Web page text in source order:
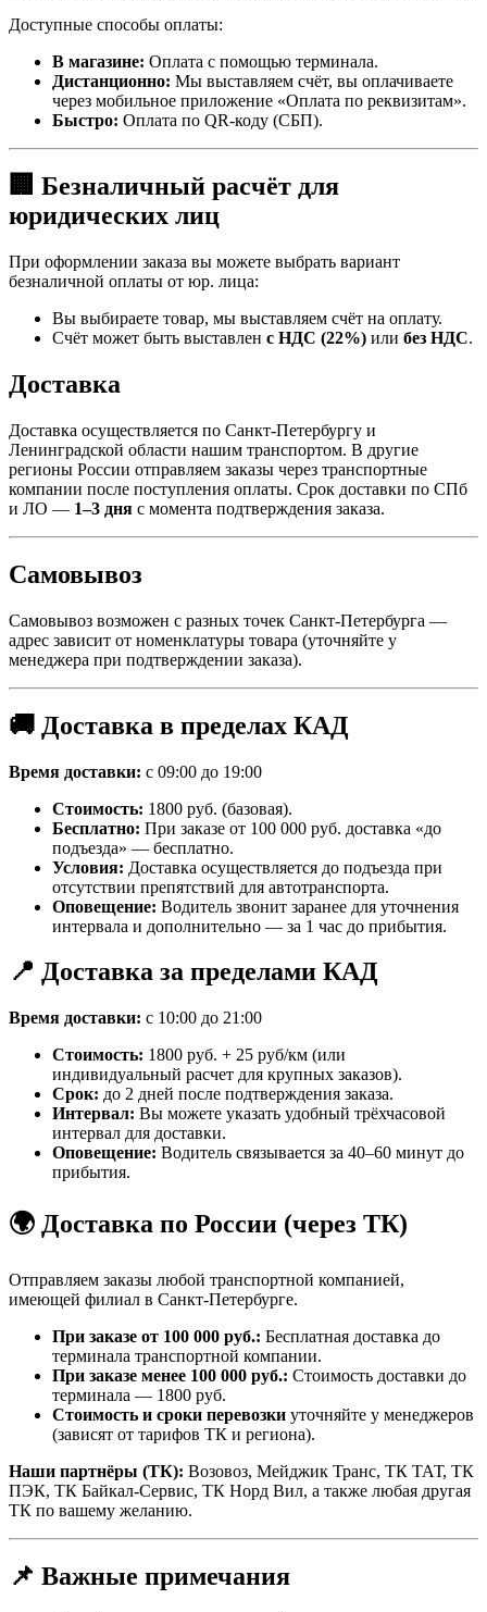
Доступные способы оплаты:
В магазине: Оплата с помощью терминала.
Дистанционно: Мы выставляем счёт, вы оплачиваете
через мобильное приложение «Оплата по реквизитам».
Быстро: Оплата по QR-коду (СБП).
🏢 Безналичный расчёт для
юридических лиц
При оформлении заказа вы можете выбрать вариант
безналичной оплаты от юр. лица:
Вы выбираете товар, мы выставляем счёт на оплату.
Счёт может быть выставлен с НДС (22%) или без НДС.
Доставка
Доставка осуществляется по Санкт-Петербургу и
Ленинградской области нашим транспортом. В другие
регионы России отправляем заказы через транспортные
компании после поступления оплаты. Срок доставки по СПб
и ЛО — 1–3 дня с момента подтверждения заказа.
Самовывоз
Самовывоз возможен с разных точек Санкт-Петербурга —
адрес зависит от номенклатуры товара (уточняйте у
менеджера при подтверждении заказа).
🚚 Доставка в пределах КАД
Время доставки: с 09:00 до 19:00
Стоимость: 1800 руб. (базовая).
Бесплатно: При заказе от 100 000 руб. доставка «до
подъезда» — бесплатно.
Условия: Доставка осуществляется до подъезда при
отсутствии препятствий для автотранспорта.
Оповещение: Водитель звонит заранее для уточнения
интервала и дополнительно — за 1 час до прибытия.
📍 Доставка за пределами КАД
Время доставки: с 10:00 до 21:00
Стоимость: 1800 руб. + 25 руб/км (или
индивидуальный расчет для крупных заказов).
Срок: до 2 дней после подтверждения заказа.
Интервал: Вы можете указать удобный трёхчасовой
интервал для доставки.
Оповещение: Водитель связывается за 40–60 минут до
прибытия.
🌍 Доставка по России (через ТК)
Отправляем заказы любой транспортной компанией,
имеющей филиал в Санкт-Петербурге.
При заказе от 100 000 руб.: Бесплатная доставка до
терминала транспортной компании.
При заказе менее 100 000 руб.: Стоимость доставки до
терминала — 1800 руб.
Стоимость и сроки перевозки уточняйте у менеджеров
(зависят от тарифов ТК и региона).
Наши партнёры (ТК): Возовоз, Мейджик Транс, ТК ТАТ, ТК
ПЭК, ТК Байкал-Сервис, ТК Норд Вил, а также любая другая
ТК по вашему желанию.
📌 Важные примечания